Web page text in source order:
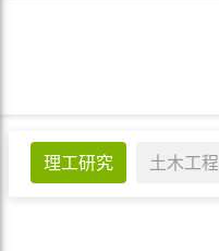
理工研究 土木工程